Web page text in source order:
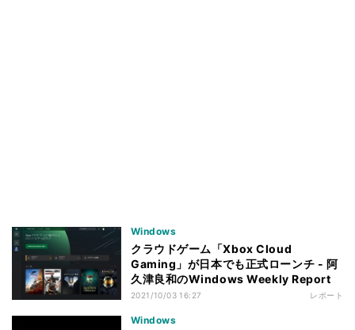
Windows
クラウドゲーム「Xbox Cloud
Gaming」が日本でも正式ローンチ - 阿
久津良和のWindows Weekly Report
2021/10/03 16:27 レポート
Windows